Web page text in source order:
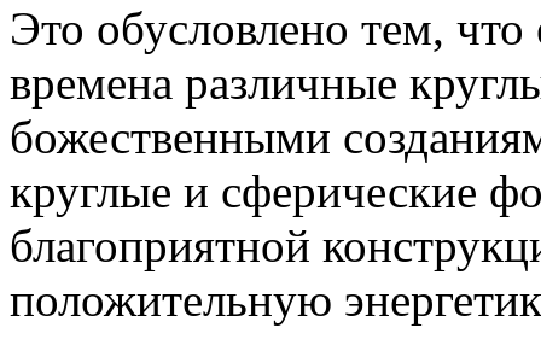
Это обусловлено тем,
времена различные
божественными
круглые и сферические
благоприятной
положительную